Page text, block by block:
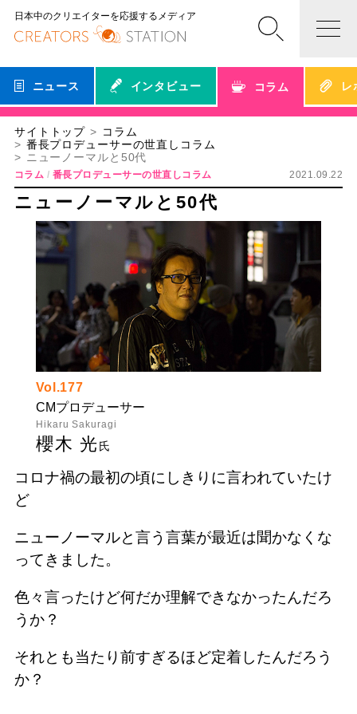
日本中のクリエイターを応援するメディア
ニュース インタビュー コラム レ
サイトトップ
コラム
番長プロデューサーの世直しコラム
ニューノーマルと50代
コラム 番長プロデューサーの世直しコラム 2021.09.22
ニューノーマルと50代
Vol.177
CMプロデューサー
Hikaru Sakuragi
櫻木 光氏
コロナ禍の最初の頃にしきりに言われていたけ
ど
ニューノーマルと言う言葉が最近は聞かなくな
ってきました。
色々言ったけど何だか理解できなかったんだろ
うか？
それとも当たり前すぎるほど定着したんだろう
か？